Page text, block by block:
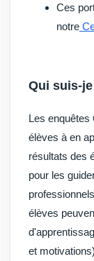
Ces
notre
Qui suis-je
Les enquêtes
élèves à en
résultats des
pour les
élèves
et motivations